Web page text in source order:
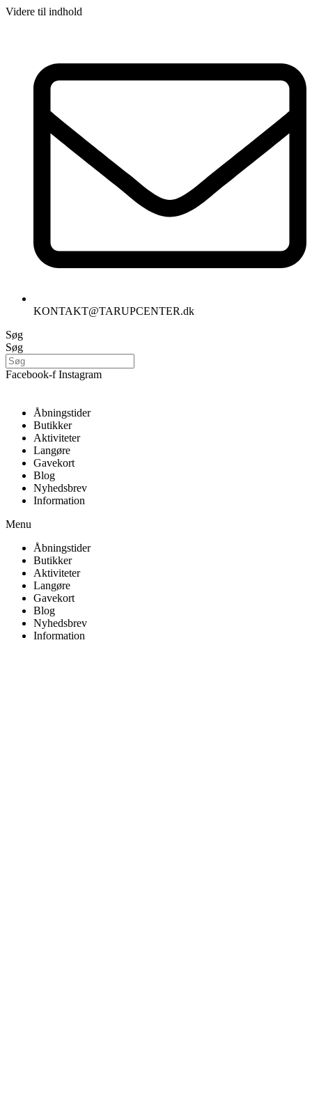
Videre til indhold
KONTAKT@TARUPCENTER.dk
Søg
Søg
Facebook-f Instagram
Åbningstider
Butikker
Aktiviteter
Langøre
Gavekort
Blog
Nyhedsbrev
Information
Menu
Åbningstider
Butikker
Aktiviteter
Langøre
Gavekort
Blog
Nyhedsbrev
Information